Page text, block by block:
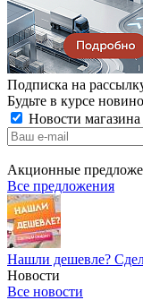
Подписка на
Будьте в курсе
Новости магазина
Акционные
Все предложения
Нашли дешевле?
Новости
Все новости